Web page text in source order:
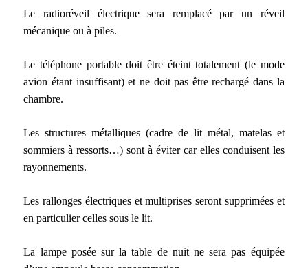
Le radioréveil électrique sera remplacé par un réveil
mécanique ou à piles.
Le téléphone portable doit être éteint totalement (le mode
avion étant insuffisant) et ne doit pas être rechargé dans la
chambre.
Les structures métalliques (cadre de lit métal, matelas et
sommiers à ressorts…) sont à éviter car elles conduisent les
rayonnements.
Les rallonges électriques et multiprises seront supprimées et
en particulier celles sous le lit.
La lampe posée sur la table de nuit ne sera pas équipée